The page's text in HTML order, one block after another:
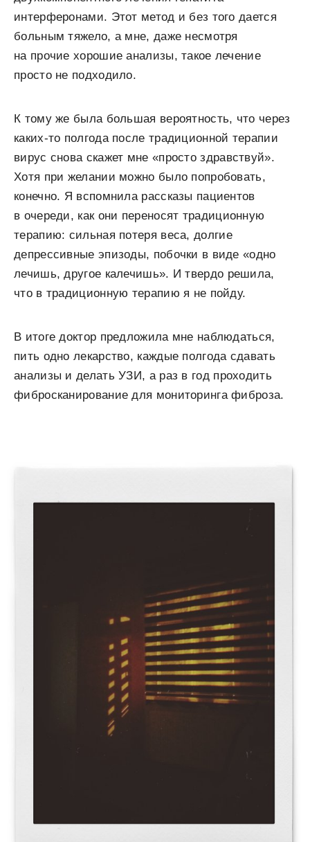
интерферонами. Этот метод и без того дается
больным тяжело, а мне, даже несмотря
на прочие хорошие анализы, такое лечение
просто не подходило.
К тому же была большая вероятность, что через
каких-то полгода после традиционной терапии
вирус снова скажет мне «просто здравствуй».
Хотя при желании можно было попробовать,
конечно. Я вспомнила рассказы пациентов
в очереди, как они переносят традиционную
терапию: сильная потеря веса, долгие
депрессивные эпизоды, побочки в виде «одно
лечишь, другое калечишь». И твердо решила,
что в традиционную терапию я не пойду.
В итоге доктор предложила мне наблюдаться,
пить одно лекарство, каждые полгода сдавать
анализы и делать УЗИ, а раз в год проходить
фибросканирование для мониторинга фиброза.